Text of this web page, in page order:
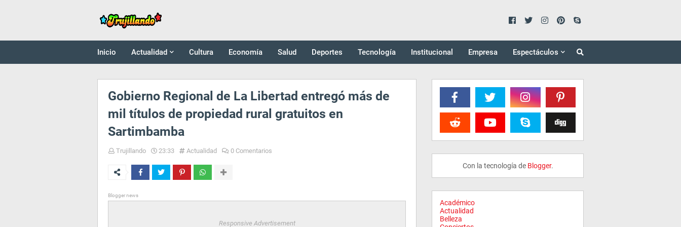
Inicio Actualidad Cultura Economía Salud Deportes Tecnología Institucional Empresa Espectáculos
Gobierno Regional de La Libertad entregó más de
mil títulos de propiedad rural gratuitos en
Sartimbamba
Trujillando 23:33 Actualidad 0 Comentarios
Blogger news
Responsive Advertisement
Con la tecnología de Blogger.
Académico
Actualidad
Belleza